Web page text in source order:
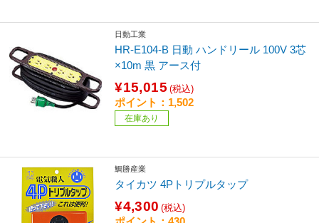
日動工業
HR-E104-B 日動 ハンドリール 100V 3芯
×10m 黒 アース付
¥15,015 (税込)
ポイント：1,502
在庫あり
鯛勝産業
タイカツ 4Pトリプルタップ
¥4,300 (税込)